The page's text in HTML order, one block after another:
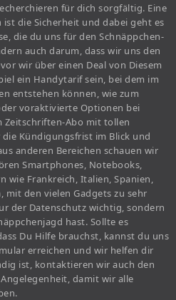
für dich sorgfältig. Eine
die Sicherheit und dabei geht es
die du uns für den Schnäppchen-
auch darum, dass wir uns den
wir über einen Deal von Diesem
ein Handytarif sein, bei dem im
entstehen können, wie zum
voraktivierte Optionen bei
Zeitschriften-Abo mit tollen
Kündigungsfrist im Blick und
anderen Bereichen schauen wir
Smartphones, Notebooks,
wie Frankreich, Italien, Spanien,
mit den vielen Gadgets zu sehr
der Datenschutz wichtig, sondern
hast. Sollte es
Du Hilfe brauchst, kannst du uns
erreichen und wir helfen dir
ist, kontaktieren wir auch den
damit wir alle